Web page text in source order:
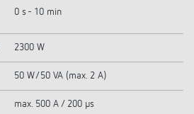
0 s - 10 min
2300 W
50 W/50 VA (max. 2 A)
max. 500 A / 200 µs